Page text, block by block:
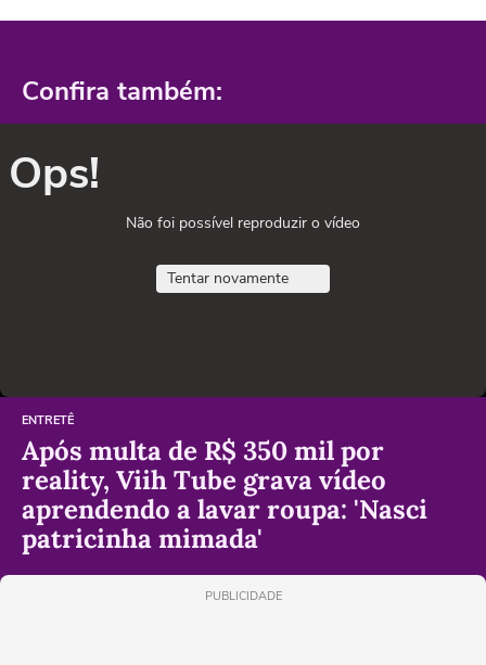
Confira também:
Ops!
Não foi possível reproduzir o vídeo
Tentar novamente
ENTRETÊ
Após multa de R$ 350 mil por
reality, Viih Tube grava vídeo
aprendendo a lavar roupa: 'Nasci
patricinha mimada'
PUBLICIDADE